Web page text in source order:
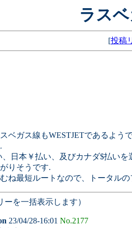
ラス
[投稿
ベガス線もWESTJETであるよう
日本￥払い、及びカナダ$払い
りそうです.
ね最短ルートなので、トータル
を一括表示します）
23/04/28-16:01 No.2177